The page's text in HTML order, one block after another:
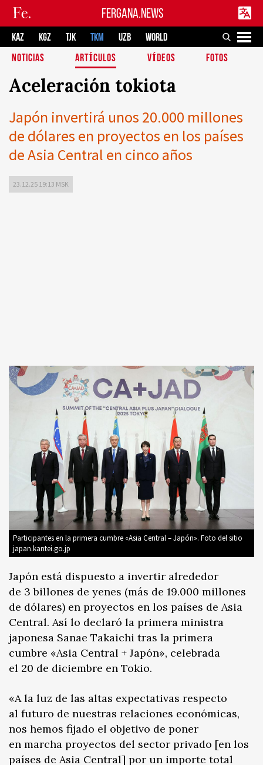
FERGANA.NEWS
KAZ KGZ TJK TKM UZB
WORLD
NOTICIAS
ARTÍCULOS VÍDEOS FOTOS
Aceleración tokiota
Japón invertirá unos 20.000 millones
de dólares en proyectos en los países
de Asia Central en cinco años
23.12.25 19:13 MSK
Participantes en la primera cumbre «Asia Central – Japón». Foto del sitio
japan.kantei.go.jp
Japón está dispuesto a invertir alrededor
de 3 billones de yenes (más de 19.000 millones
de dólares) en proyectos en los países de Asia
Central. Así lo declaró la primera ministra
japonesa Sanae Takaichi tras la primera
cumbre «Asia Central + Japón», celebrada
el 20 de diciembre en Tokio.
«A la luz de las altas expectativas respecto
al futuro de nuestras relaciones económicas,
nos hemos fijado el objetivo de poner
en marcha proyectos del sector privado [en los
países de Asia Central] por un importe total